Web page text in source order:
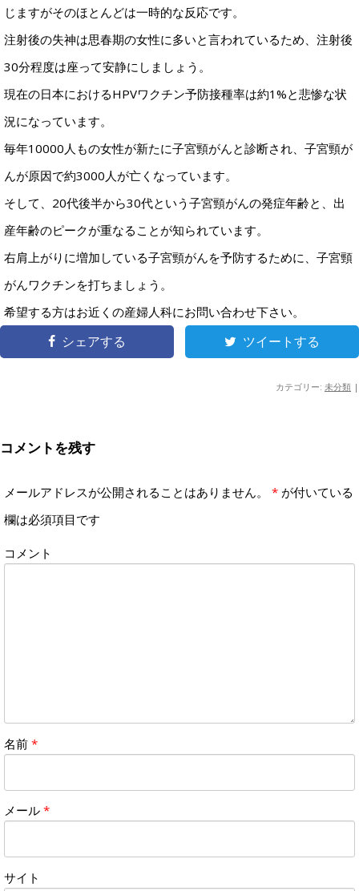
じますがそのほとんどは一時的な反応です。
注射後の失神は思春期の女性に多いと言われているため、注射後
30分程度は座って安静にしましょう。
現在の日本におけるHPVワクチン予防接種率は約1%と悲惨な状
況になっています。
毎年10000人もの女性が新たに子宮頸がんと診断され、子宮頸が
んが原因で約3000人が亡くなっています。
そして、20代後半から30代という子宮頸がんの発症年齢と、出
産年齢のピークが重なることが知られています。
右肩上がりに増加している子宮頸がんを予防するために、子宮頸
がんワクチンを打ちましょう。
希望する方はお近くの産婦人科にお問い合わせ下さい。
シェアする ツイートする
カテゴリー: 未分類 |
コメントを残す
メールアドレスが公開されることはありません。 * が付いている
欄は必須項目です
コメント
名前 *
メール *
サイト